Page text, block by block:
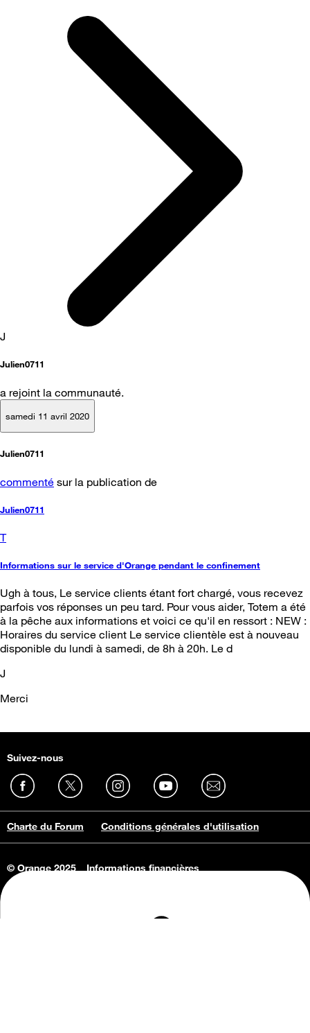
J
Julien0711
a rejoint la communauté.
samedi 11 avril 2020
Julien0711
commenté sur la publication de
Julien0711
T
Informations sur le service d'Orange pendant le confinement
Ugh à tous, Le service clients étant fort chargé, vous recevez
parfois vos réponses un peu tard. Pour vous aider, Totem a été
à la pêche aux informations et voici ce qu'il en ressort : NEW :
Horaires du service client Le service clientèle est à nouveau
disponible du lundi à samedi, de 8h à 20h. Le d
J
Merci
Suivez-nous
Charte du Forum Conditions générales d'utilisation
© Orange 2025
Informations financières